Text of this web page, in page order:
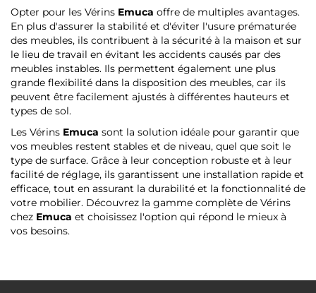
Opter pour les Vérins Emuca offre de multiples avantages.
En plus d'assurer la stabilité et d'éviter l'usure prématurée
des meubles, ils contribuent à la sécurité à la maison et sur
le lieu de travail en évitant les accidents causés par des
meubles instables. Ils permettent également une plus
grande flexibilité dans la disposition des meubles, car ils
peuvent être facilement ajustés à différentes hauteurs et
types de sol.
Les Vérins Emuca sont la solution idéale pour garantir que
vos meubles restent stables et de niveau, quel que soit le
type de surface. Grâce à leur conception robuste et à leur
facilité de réglage, ils garantissent une installation rapide et
efficace, tout en assurant la durabilité et la fonctionnalité de
votre mobilier. Découvrez la gamme complète de Vérins
chez Emuca et choisissez l'option qui répond le mieux à
vos besoins.